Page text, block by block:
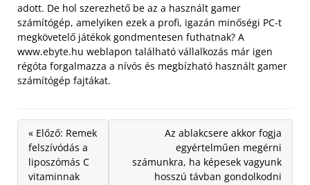
adott. De hol szerezhető be az a használt gamer
számítógép, amelyiken ezek a profi, igazán minőségi PC-t
megkövetelő játékok gondmentesen futhatnak? A
www.ebyte.hu weblapon található vállalkozás már igen
régóta forgalmazza a nívós és megbízható használt gamer
számítógép fajtákat.
« Előző: Remek
felszívódás a
liposzómás C
vitaminnak
Az ablakcsere akkor fogja
egyértelműen megérni
számunkra, ha képesek vagyunk
hosszú távban gondolkodni